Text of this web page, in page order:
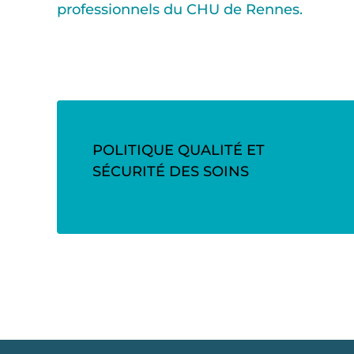
professionnels du CHU de Rennes.
POLITIQUE QUALITÉ ET
SÉCURITÉ DES SOINS